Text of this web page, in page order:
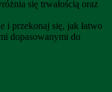
się trwałością oraz
i przekonaj się, jak łatwo
dopasowanymi do